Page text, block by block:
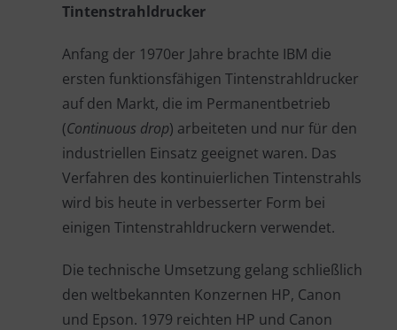
Tintenstrahldrucker
Anfang der 1970er Jahre brachte IBM die
ersten funktionsfähigen Tintenstrahldrucker
auf den Markt, die im Permanentbetrieb
(Continuous drop) arbeiteten und nur für den
industriellen Einsatz geeignet waren. Das
Verfahren des kontinuierlichen Tintenstrahls
wird bis heute in verbesserter Form bei
einigen Tintenstrahldruckern verwendet.
Die technische Umsetzung gelang schließlich
den weltbekannten Konzernen HP, Canon
und Epson. 1979 reichten HP und Canon